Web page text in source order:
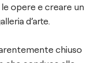
opere e creare un
d’arte.
chiuso